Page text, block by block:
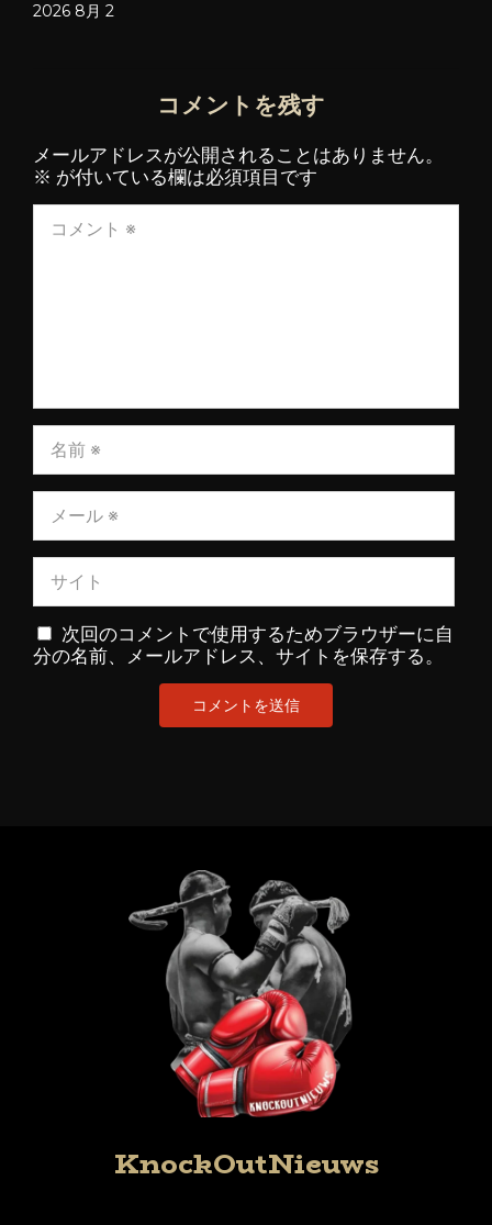
2026 8月 2
コメントを残す
メールアドレスが公開されることはありません。
※ が付いている欄は必須項目です
次回のコメントで使用するためブラウザーに自
分の名前、メールアドレス、サイトを保存する。
KnockOutNieuws